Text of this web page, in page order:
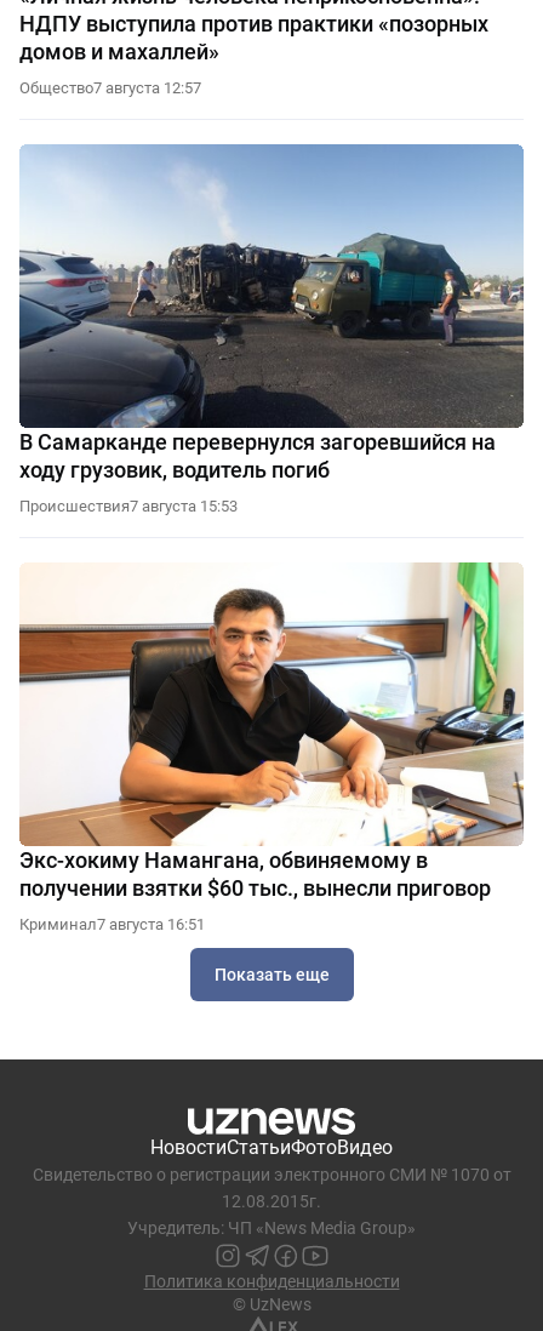
НДПУ выступила против практики «позорных
домов и махаллей»
Общество7 августа 12:57
В Самарканде перевернулся загоревшийся на
ходу грузовик, водитель погиб
Происшествия7 августа 15:53
Экс-хокиму Намангана, обвиняемому в
получении взятки $60 тыс., вынесли приговор
Криминал7 августа 16:51
Показать еще
НовостиСтатьиФотоВидео
Свидетельство о регистрации электронного СМИ № 1070 от
12.08.2015г.
Учредитель: ЧП «News Media Group»
Политика конфиденциальности
© UzNews